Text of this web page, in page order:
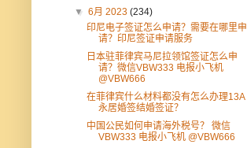
▼6月 2023(234)
印尼电子签证怎么申请？需要在哪里申
请？印尼签证申请服务
日本驻菲律宾马尼拉领馆签证怎么申
请？微信VBW333 电报小飞机
@VBW666
在菲律宾什么材料都没有怎么办理13A
永居婚签结婚签证？
中国公民如何申请海外税号？ 微信
VBW333 电报小飞机 @VBW666